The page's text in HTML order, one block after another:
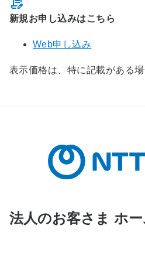
新規お申し込みはこちら
Web申し込み
表示価格は、特に記載がある
法人のお客さま ホー